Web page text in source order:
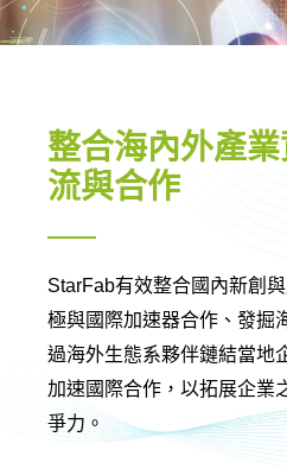
整合海內外產
流與合作
StarFab有效整合國內新創
極與國際加速器合作、發掘
過海外生態系夥伴鏈結當地
加速國際合作，以拓展企業
爭力。